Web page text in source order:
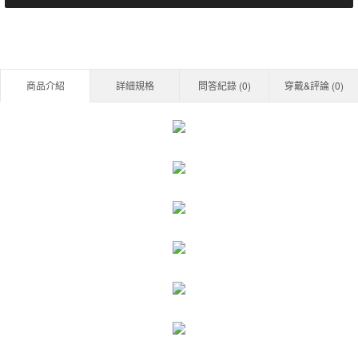
商品介紹 詳細規格 問答紀錄 (0) 穿戴&評論 (0)